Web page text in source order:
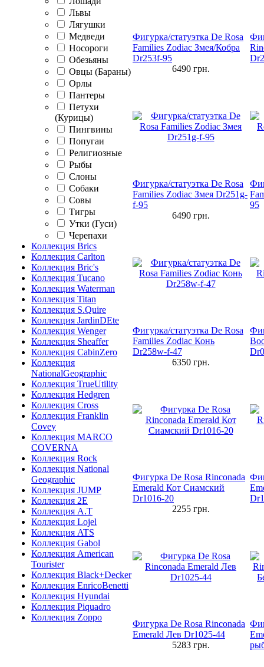
Львы
Лягушки
Медведи
Носороги
Обезьяны
Овцы (Бараны)
Орлы
Пантеры
Петухи
(Курицы)
Пингвины
Попугаи
Религиозные
Рыбы
Слоны
Собаки
Совы
Тигры
Утки (Гуси)
Черепахи
Коллекция Brics
Коллекция Carlton
Коллекция Bric's
Коллекция Tucano
Коллекция Waterman
Коллекция Titan
Коллекция S.Quire
Коллекция JardinDEte
Коллекция Wenger
Коллекция Sheaffer
Коллекция CabinZero
Коллекция
NationalGeographic
Коллекция TrueUtility
Коллекция Hedgren
Коллекция Cross
Коллекция Franklin
Covey
Коллекция MARCO
COVERNA
Коллекция Rock
Коллекция National
Geographic
Коллекция JUMP
Коллекция 2E
Коллекция A.T
Коллекция Lojel
Коллекция ATS
Коллекция Gabol
Коллекция American
Tourister
Коллекция Black+Decker
Коллекция EnricoBenetti
Коллекция Hyundai
Коллекция Piquadro
Коллекция Zoppo
Фигурка/статуэтка De Rosa
Families Zodiac Змея/Кобра
Dr253f-95
6490грн.
Фигурка/статуэтка De Rosa
Families Zodiac Змея Dr251g-
f-95
6490грн.
95
Фигурка/статуэтка De Rosa
Families Zodiac Конь
Dr258w-f-47
6350грн.
Фигурка De Rosa Rinconada
Emerald Кот Сиамский
Dr1016-20
2255грн.
Фигурка De Rosa Rinconada
Emerald Лев Dr1025-44
5283грн.